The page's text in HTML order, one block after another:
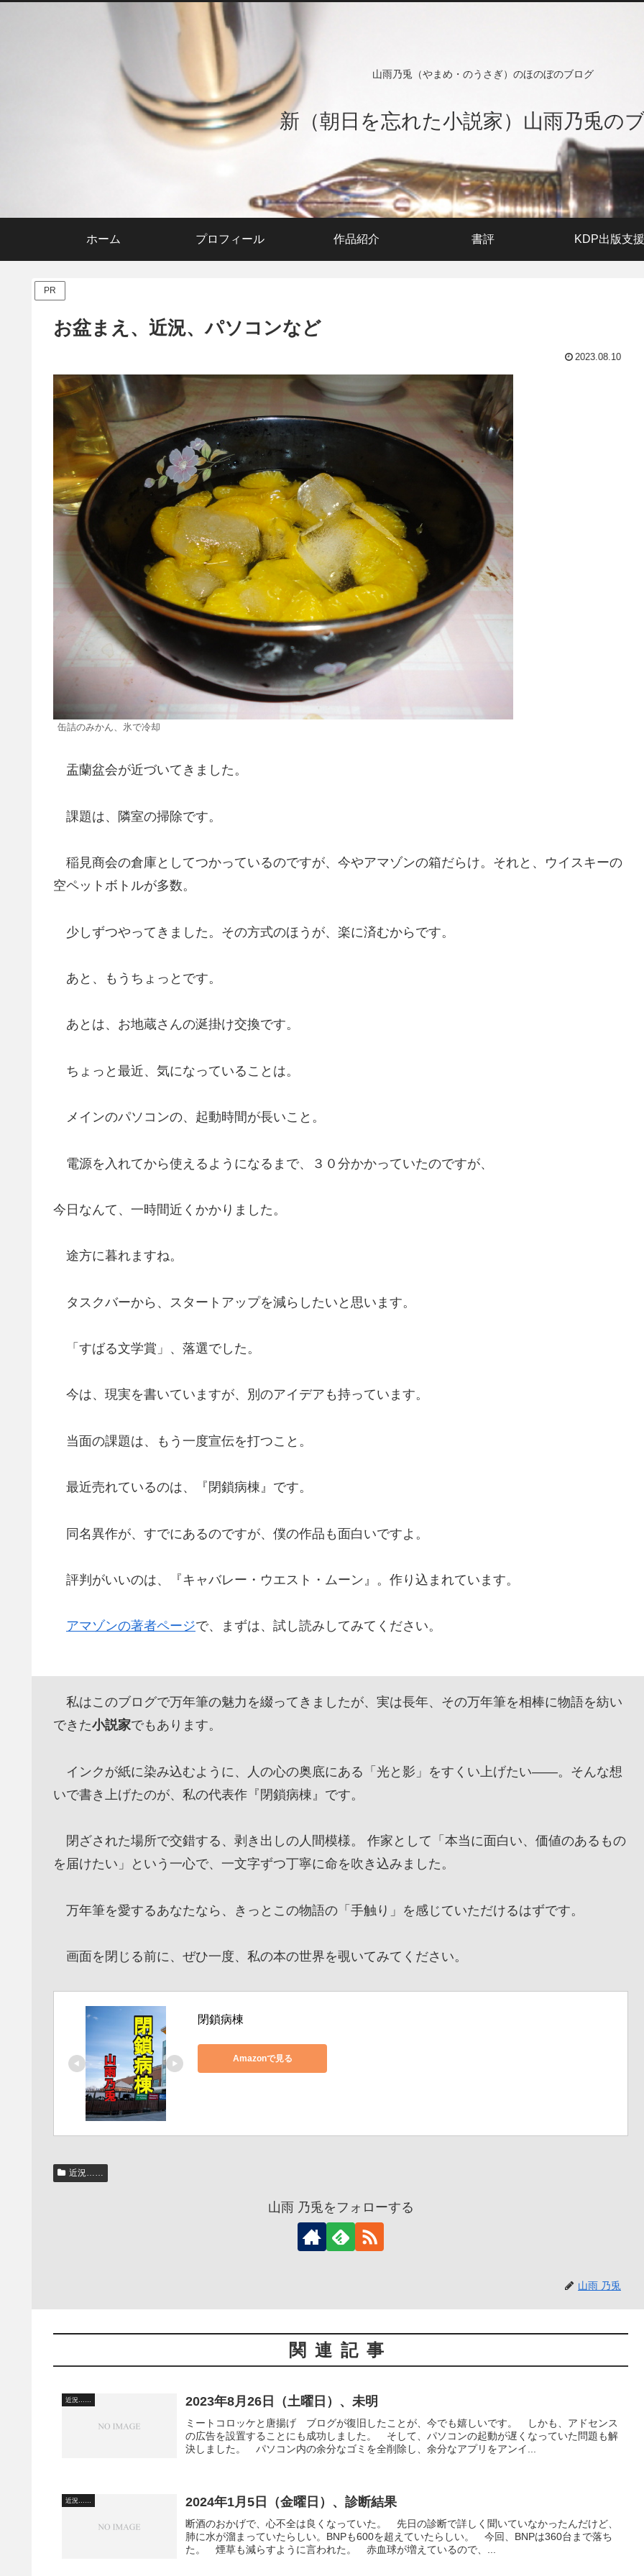
山雨乃兎（やまめ・のうさぎ）のほのぼのブログ
新（朝日を忘れた小説家）山雨乃兎の
ホーム プロフィール 作品紹介 書評 KDP出版支援
PR
お盆まえ、近況、パソコンなど
2023.08.10
缶詰のみかん、氷で冷却
盂蘭盆会が近づいてきました。
課題は、隣室の掃除です。
稲見商会の倉庫としてつかっているのですが、今やアマゾンの箱だらけ。それと、ウイスキーの
空ペットボトルが多数。
少しずつやってきました。その方式のほうが、楽に済むからです。
あと、もうちょっとです。
あとは、お地蔵さんの涎掛け交換です。
ちょっと最近、気になっていることは。
メインのパソコンの、起動時間が長いこと。
電源を入れてから使えるようになるまで、３０分かかっていたのですが、
今日なんて、一時間近くかかりました。
途方に暮れますね。
タスクバーから、スタートアップを減らしたいと思います。
「すばる文学賞」、落選でした。
今は、現実を書いていますが、別のアイデアも持っています。
当面の課題は、もう一度宣伝を打つこと。
最近売れているのは、『閉鎖病棟』です。
同名異作が、すでにあるのですが、僕の作品も面白いですよ。
評判がいいのは、『キャバレー・ウエスト・ムーン』。作り込まれています。
アマゾンの著者ページで、まずは、試し読みしてみてください。
私はこのブログで万年筆の魅力を綴ってきましたが、実は長年、その万年筆を相棒に物語を紡い
できた小説家でもあります。
インクが紙に染み込むように、人の心の奥底にある「光と影」をすくい上げたい——。そんな想
いで書き上げたのが、私の代表作『閉鎖病棟』です。
閉ざされた場所で交錯する、剥き出しの人間模様。 作家として「本当に面白い、価値のあるもの
を届けたい」という一心で、一文字ずつ丁寧に命を吹き込みました。
万年筆を愛するあなたなら、きっとこの物語の「手触り」を感じていただけるはずです。
画面を閉じる前に、ぜひ一度、私の本の世界を覗いてみてください。
閉鎖病棟
Amazonで見る
近況……
山雨 乃兎をフォローする
山雨 乃兎
関連記事
近況…… 2023年8月26日（土曜日）、未明
ミートコロッケと唐揚げ ブログが復旧したことが、今でも嬉しいです。 しかも、アドセンス
の広告を設置することにも成功しました。 そして、パソコンの起動が遅くなっていた問題も解
決しました。 パソコン内の余分なゴミを全削除し、余分なアプリをアンイ...
近況…… 2024年1月5日（金曜日）、診断結果
断酒のおかげで、心不全は良くなっていた。 先日の診断で詳しく聞いていなかったんだけど、
肺に水が溜まっていたらしい。BNPも600を超えていたらしい。 今回、BNPは360台まで落ち
た。 煙草も減らすように言われた。 赤血球が増えているので、...